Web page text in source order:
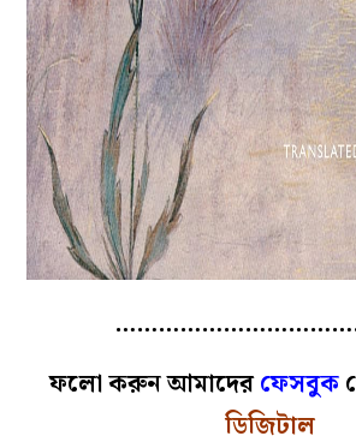
ফলো করুন আমাদেরফেসবুক
ডিজিটাল